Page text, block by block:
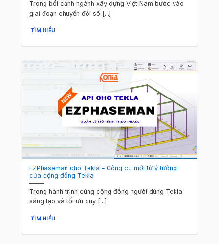
Trong bối cảnh ngành xây dựng Việt Nam bước vào
giai đoạn chuyển đổi số [...]
TÌM HIỂU
EZPhaseman cho Tekla – Công cụ mới từ ý tưởng
của cộng đồng Tekla
Trong hành trình cùng cộng đồng người dùng Tekla
sáng tạo và tối ưu quy [...]
TÌM HIỂU